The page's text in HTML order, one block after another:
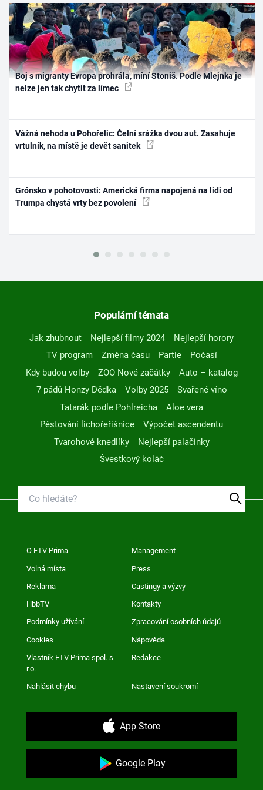
Boj s migranty Evropa prohrála, míní Stoniš. Podle Mlejnka je
nelze jen tak chytit za límec
Vážná nehoda u Pohořelic: Čelní srážka dvou aut. Zasahuje
vrtulník, na místě je devět sanitek
Grónsko v pohotovosti: Americká firma napojená na lidi od
Trumpa chystá vrty bez povolení
Populární témata
Jak zhubnout Nejlepší filmy 2024
Nejlepší horory
TV program
Změna času Partie
Počasí
Kdy budou volby
ZOO Nové začátky
Auto – katalog
7 pádů Honzy Dědka
Volby 2025
Svařené víno
Tatarák podle Pohlreicha
Aloe vera
Pěstování lichořeřišnice
Výpočet ascendentu
Tvarohové knedlíky
Nejlepší palačinky
Švestkový koláč
O FTV Prima Management
Volná místa Press
Reklama Castingy a výzvy
HbbTV Kontakty
Podmínky užívání Zpracování osobních údajů
Cookies Nápověda
Vlastník FTV Prima spol. s
r.o.
Redakce
Nahlásit chybu Nastavení soukromí
App Store
Google Play